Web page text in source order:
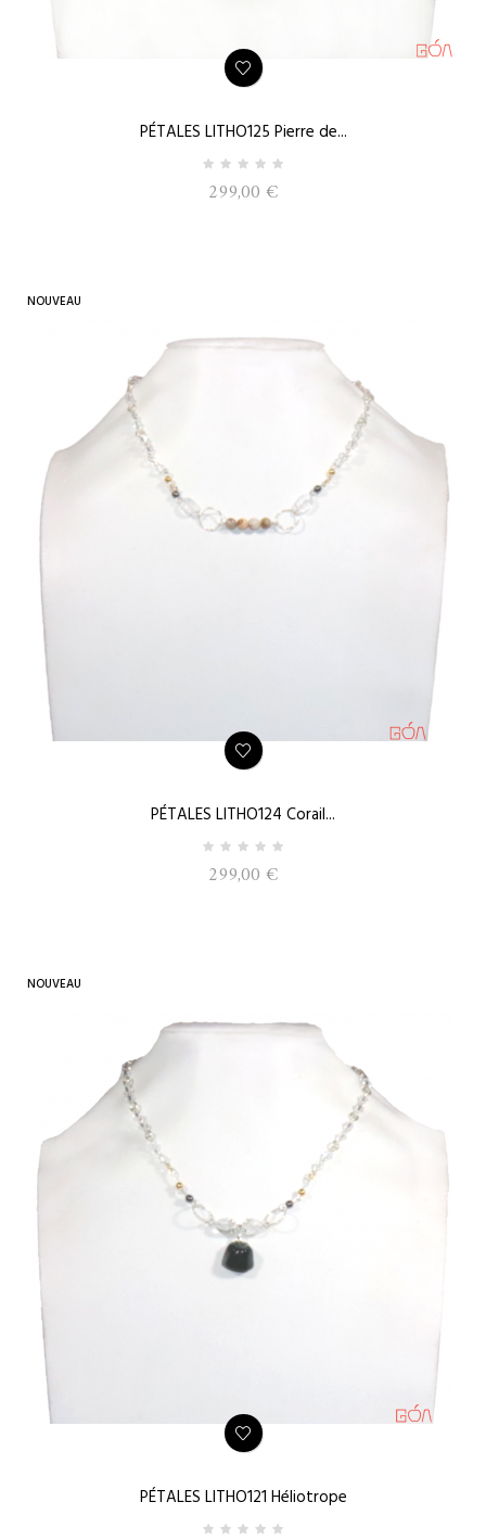
PÉTALES LITHO125 Pierre de...
299,00 €
NOUVEAU
PÉTALES LITHO124 Corail...
299,00 €
NOUVEAU
PÉTALES LITHO121 Héliotrope